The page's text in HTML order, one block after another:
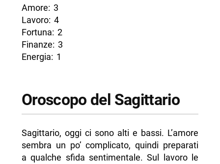
Amore: 3
Lavoro: 4
Fortuna: 2
Finanze: 3
Energia: 1
Oroscopo del Sagittario
Sagittario, oggi ci sono alti e bassi. L’amore
sembra un po’ complicato, quindi preparati
a qualche sfida sentimentale. Sul lavoro le